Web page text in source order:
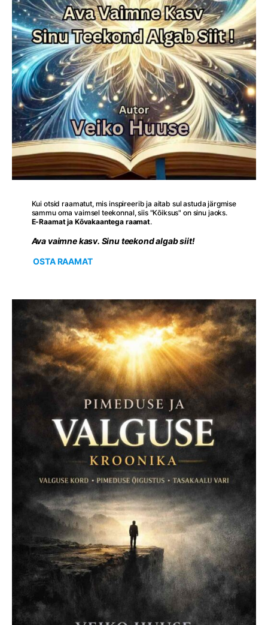
Kui otsid raamatut, mis inspireerib ja aitab sul astuda järgmise
sammu oma vaimsel teekonnal, siis "Kõiksus" on sinu jaoks.
E-Raamat ja Kõvakaantega raamat.
Ava vaimne kasv. Sinu teekond algab siit!
OSTA RAAMAT